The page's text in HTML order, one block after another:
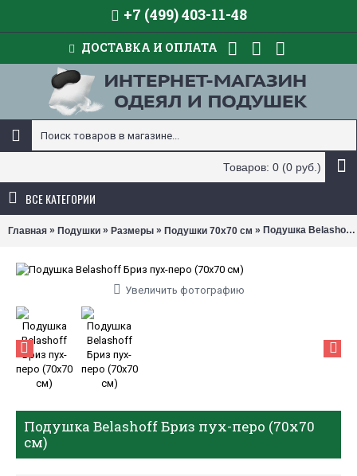
+7 (499) 403-11-48
ДОСТАВКА И ОПЛАТА
Товаров: 0 (0 руб.)
ВСЕ КАТЕГОРИИ
Главная » Подушки » Размеры » Подушки 70х70 см » Подушка Belashoff Бриз пух-перо (размер 70х70 см)
Увеличить фотографию
Подушка Belashoff Бриз пух-перо (70х70
см)